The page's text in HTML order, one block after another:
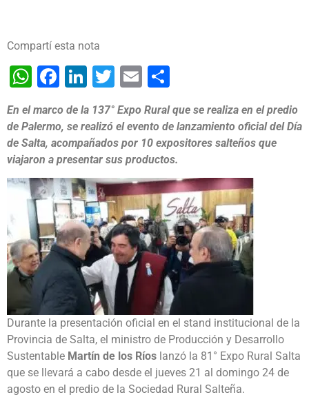
Compartí esta nota
WhatsApp
Facebook
LinkedIn
Twitter
Email
En el marco de la 137° Expo Rural que se realiza en el predio
de Palermo, se realizó el evento de lanzamiento oficial del Día
de Salta, acompañados por 10 expositores salteños que
viajaron a presentar sus productos.
Durante la presentación oficial en el stand institucional de la
Provincia de Salta, el ministro de Producción y Desarrollo
Sustentable Martín de los Ríos lanzó la 81° Expo Rural Salta
que se llevará a cabo desde el jueves 21 al domingo 24 de
agosto en el predio de la Sociedad Rural Salteña.